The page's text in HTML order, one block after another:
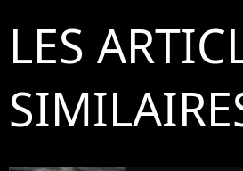
LES